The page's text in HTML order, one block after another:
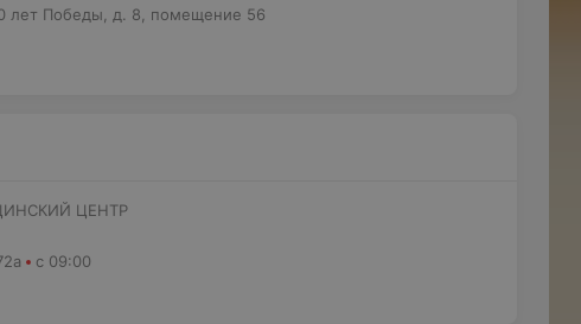
лет Победы, д. 8, помещение 56
ЦЕНТР
с 09:00